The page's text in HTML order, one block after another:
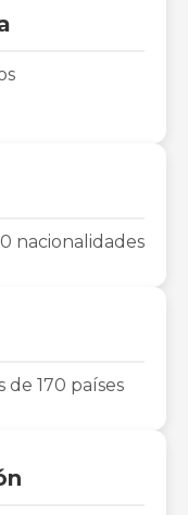
nacionalidades
de 170 países